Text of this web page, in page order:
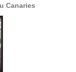
Canaries